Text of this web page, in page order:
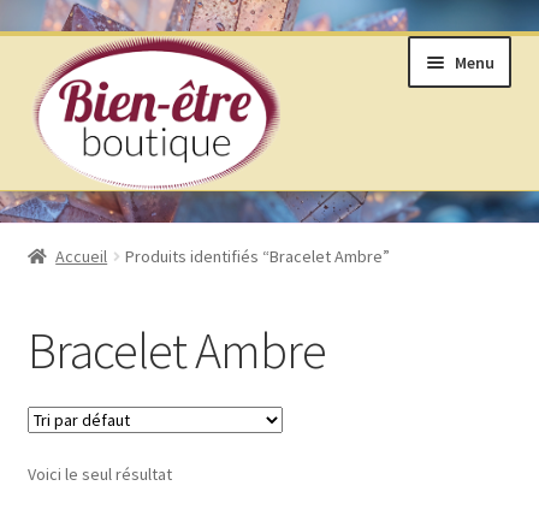
Aller
la
navigation
Aller
contenu
Menu
BOUTIQUE
BIJOUX & MINÉRAUX
LIVRES ET ARTS DIVINATOIRES
PRODUITS DE BIEN ÊTRE
Accueil Produits identifiés “Bracelet Ambre”
Bracelet Ambre
Voici le seul résultat